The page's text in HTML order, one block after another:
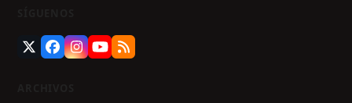
TwitterFacebook
Instagram
YouTube
RSS